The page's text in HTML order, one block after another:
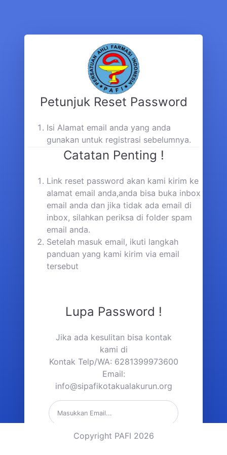
Petunjuk Reset Password
Isi Alamat email anda yang anda
gunakan untuk registrasi sebelumnya.
Catatan Penting !
Link reset password akan kami kirim ke
alamat email anda,anda bisa buka inbox
email anda dan jika tidak ada email di
inbox, silahkan periksa di folder spam
email anda.
Setelah masuk email, ikuti langkah
panduan yang kami kirim via email
tersebut
Lupa Password !
Jika ada kesulitan bisa kontak
kami di
Kontak Telp/WA: 6281399973600
Email:
info@sipafikotakualakurun.org
Copyright PAFI 2026